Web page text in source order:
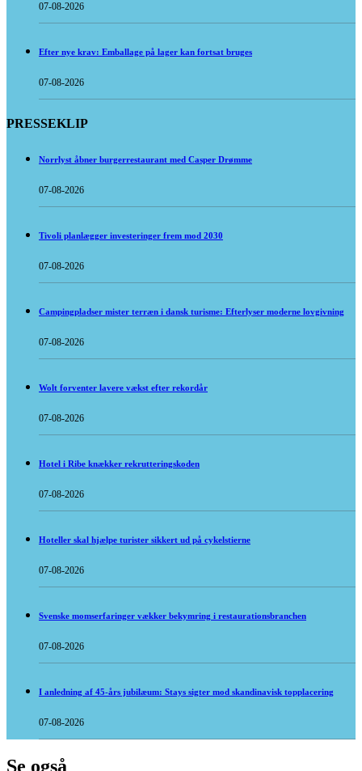
07-08-2026
Efter nye krav: Emballage på lager kan fortsat bruges
07-08-2026
PRESSEKLIP
Norrlyst åbner burgerrestaurant med Casper Drømme
07-08-2026
Tivoli planlægger investeringer frem mod 2030
07-08-2026
Campingpladser mister terræn i dansk turisme: Efterlyser moderne lovgivning
07-08-2026
Wolt forventer lavere vækst efter rekordår
07-08-2026
Hotel i Ribe knækker rekrutteringskoden
07-08-2026
Hoteller skal hjælpe turister sikkert ud på cykelstierne
07-08-2026
Svenske momserfaringer vækker bekymring i restaurationsbranchen
07-08-2026
I anledning af 45-års jubilæum: Stays sigter mod skandinavisk topplacering
07-08-2026
Se også